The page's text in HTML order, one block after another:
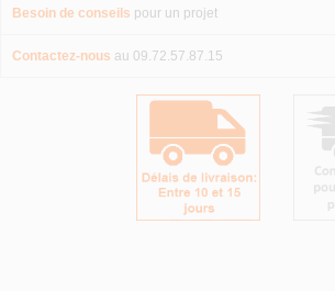
Besoin de conseils pour un projet
Contactez-nous au 09.72.57.87.15